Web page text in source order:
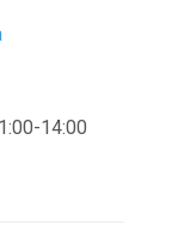
14:00